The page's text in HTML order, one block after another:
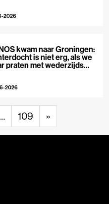
2026
kwam naar Groningen:
is niet erg, als we
praten met wederzijds
2026
109 »